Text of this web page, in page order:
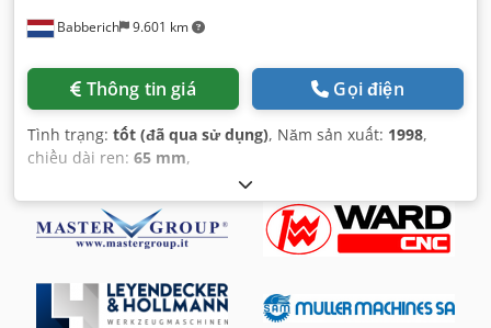
Babberich 9.601 km
Thông tin giá Gọi điện
Tình trạng: tốt (đã qua sử dụng), Năm sản xuất: 1998,
chiều dài ren: 65 mm,